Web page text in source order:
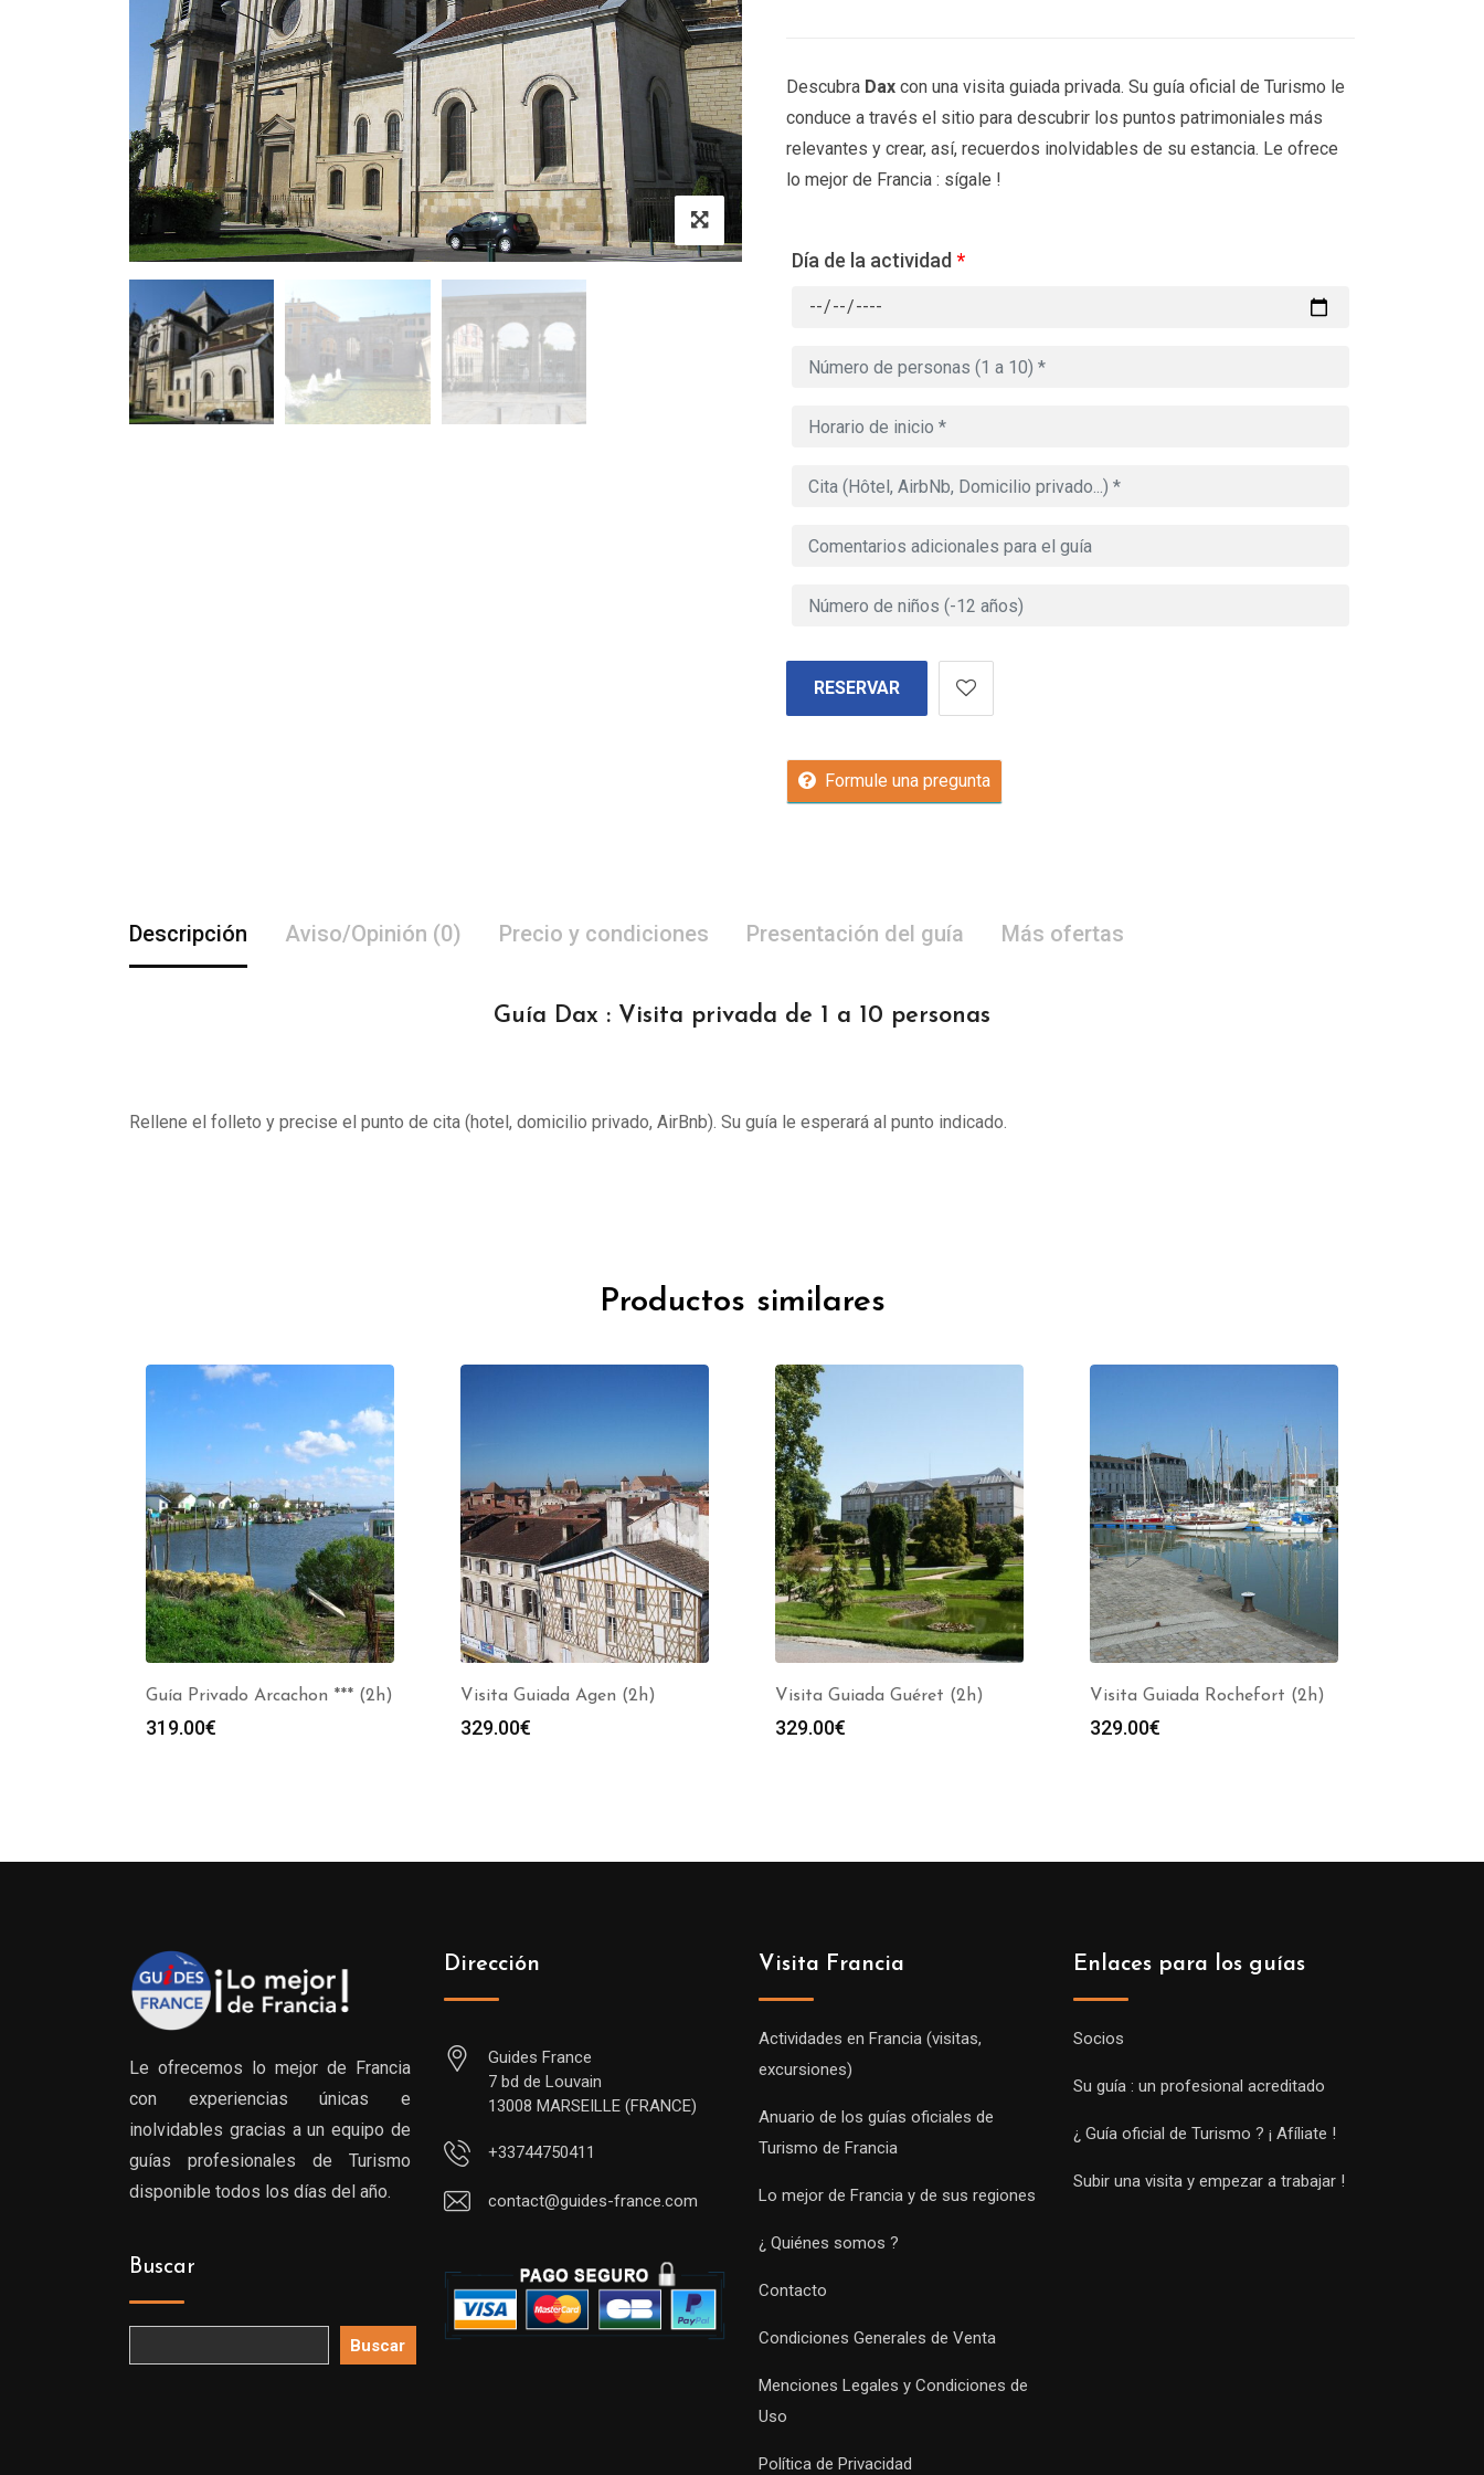
Descubra Dax con una visita guiada privada. Su guía oficial de Turismo le
conduce a través el sitio para descubrir los puntos patrimoniales más
relevantes y crear, así, recuerdos inolvidables de su estancia. Le ofrece
lo mejor de Francia : sígale !
Día de la actividad *
RESERVAR
Formule una pregunta
Descripción Aviso/Opinión (0) Precio y condiciones Presentación del guía Más ofertas
Guía Dax : Visita privada de 1 a 10 personas
Rellene el folleto y precise el punto de cita (hotel, domicilio privado, AirBnb). Su guía le esperará al punto indicado.
Productos similares
Guía Privado Arcachon *** (2h)
319.00€
Visita Guiada Agen (2h)
329.00€
Visita Guiada Guéret (2h)
329.00€
Visita Guiada Rochefort (2h)
329.00€
Le ofrecemos lo mejor de Francia
con experiencias únicas e
inolvidables gracias a un equipo de
guías profesionales de Turismo
disponible todos los días del año.
Buscar
Buscar
Dirección
Guides France
7 bd de Louvain
13008 MARSEILLE (FRANCE)
+33744750411
contact@guides-france.com
Visita Francia
Actividades en Francia (visitas,
excursiones)
Anuario de los guías oficiales de
Turismo de Francia
Lo mejor de Francia y de sus regiones
¿ Quiénes somos ?
Contacto
Condiciones Generales de Venta
Menciones Legales y Condiciones de
Uso
Política de Privacidad
Enlaces para los guías
Socios
Su guía : un profesional acreditado
¿ Guía oficial de Turismo ? ¡ Afíliate !
Subir una visita y empezar a trabajar !